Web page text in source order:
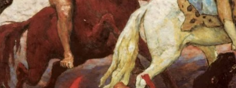
Down in a Hole